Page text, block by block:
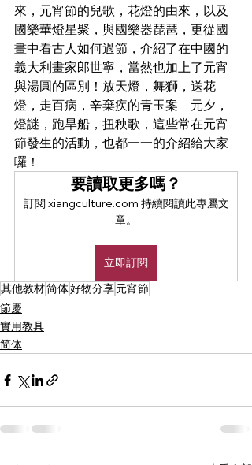
來，元宵節的兒歌，花燈的由來，以及
國樂華燈星聚，與國樂器琵琶，更從國
畫中看古人如何過節，介紹了在中國的
義大利畫家郎世寧，當然也加上了元宵
與湯圓的區別！放天燈，舞獅，送花
燈，走百病，辛棄疾的青玉案　元夕，
燈謎，跑旱船，扭秧歌，這些常在元宵
節發生的活動，也都一一的介紹給大家
囉！
要讀取更多嗎？
訂閱 xiangculture.com 持續閱讀此專屬文
章。
立即訂閱
其他教材简体好物分享元宵節
節慶
實用教具
简体